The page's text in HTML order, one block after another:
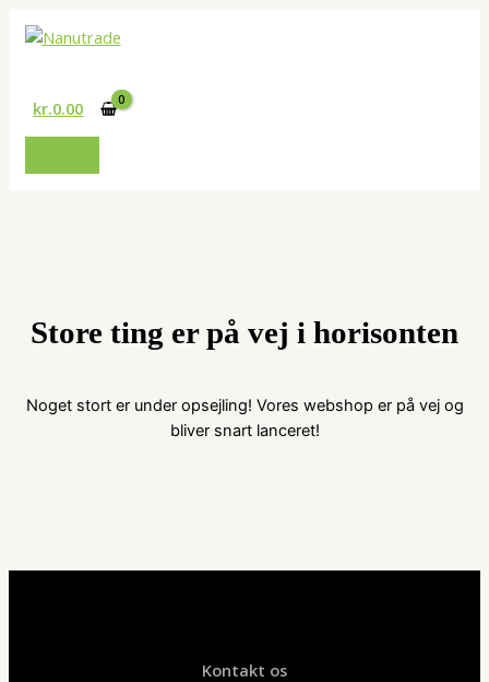
Gå
kr.0.00
Store ting er på vej i horisonten
Noget stort er under opsejling! Vores webshop er på vej og
bliver snart lanceret!
Kontakt os